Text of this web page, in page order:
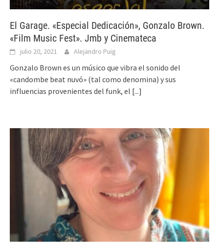
El Garage. «Especial Dedicación», Gonzalo Brown.
«Film Music Fest». Jmb y Cinemateca
julio 20, 2021 Alejandro Puig
Gonzalo Brown es un músico que vibra el sonido del
«candombe beat nuvó» (tal como denomina) y sus
influencias provenientes del funk, el [...]